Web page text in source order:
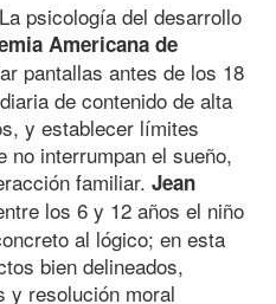
psicología del desarrollo
Americana de
pantallas antes de los 18
de contenido de alta
y establecer límites
interrumpan el sueño,
familiar. Jean
los 6 y 12 años el niño
al lógico; en esta
bien delineados,
y resolución moral